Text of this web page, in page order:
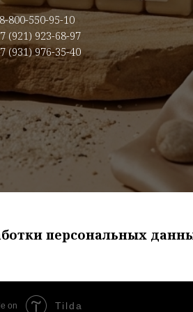
8-800-550-95-10
(921) 923-68-97
(931) 976-35-40
персональных
on Tilda